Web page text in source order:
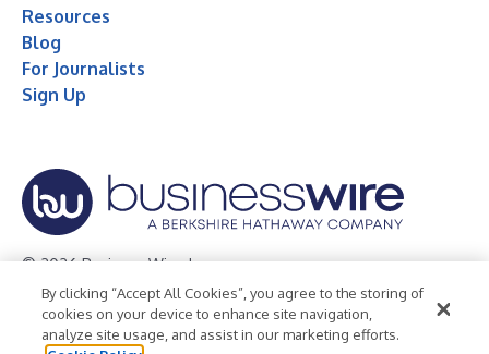
Resources
Blog
For Journalists
Sign Up
© 2026 Business Wire, Inc.
Privacy Policy Cookie Policy
Accessibility Statement
Terms of Use
Legal
By clicking “Accept All Cookies”, you agree to the storing of
cookies on your device to enhance site navigation,
analyze site usage, and assist in our marketing efforts.